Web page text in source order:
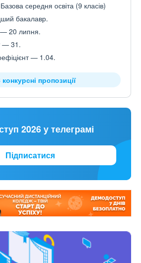
середня освіта (9 класів)
бакалавр.
20 липня.
— 31.
— 1.04.
пропозиції
2026 у телеграмі
Підписатися